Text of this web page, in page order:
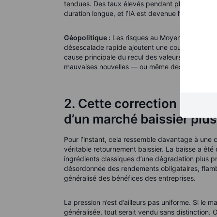
tendues. Des taux élevés pendant plus
duration longue, et l’IA est devenue l’un des
Géopolitique : Les risques au Moyen-Orient, la
désescalade rapide ajoutent une couche
cause principale du recul des valeurs IA, mais
mauvaises nouvelles — ou même des nouvelles
2. Cette correction
d’un marché baissier
Pour l’instant, cela ressemble davantage à une
véritable retournement baissier. La baisse a
ingrédients classiques d’une dégradation plus
désordonnée des rendements obligataires,
généralisé des bénéfices des entreprises.
La pression n’est d’ailleurs pas uniforme. Si le
généralisée, tout serait vendu sans distinction.